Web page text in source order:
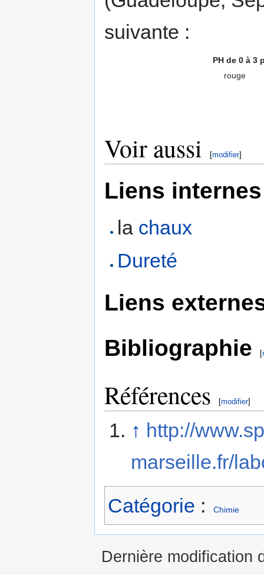
suivante :
PH de 0 à 3
rouge
Voir aussi [modifier]
Liens internes
la chaux
Dureté
Liens
Bibliographie
[
Références [modifier]
↑ http://
marseille.fr/
Catégorie : Chimie
Dernière modification